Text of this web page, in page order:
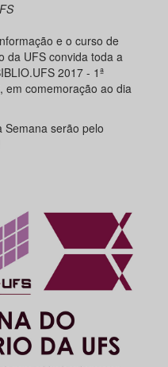
e o curso de
da UFS convida toda a
2017 - 1ª
em comemoração ao dia
Semana serão pelo